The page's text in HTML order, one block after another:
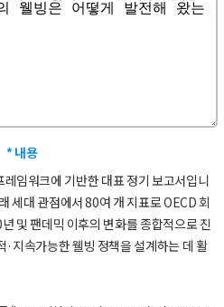
* 내용
임워크에 기반한 대표 정기 보고서입니
세대 관점에서 80여 개 지표로 OECD 회
및 팬데믹 이후의 변화를 종합적으로 진
지속가능한 웰빙 정책을 설계하는 데 활